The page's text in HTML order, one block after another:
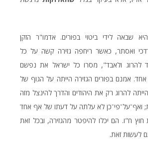
שבאה לידי ביטוי בפורים. אדמו"ר הזקן
ואסתר, כאשר ריחפה גזירה קשה על כל
להרוג ולאבד", מסרו כל ישראל את נפשם
אמנם בפורים הגזירה הייתה על הגוף של
להרוג רק את היהודים והדרך להינצל מזה
ואף־על־פי־כן לא עלתה על דעתו של אף אחד
ח"ו. הם יכלו להיפטר מהגזירה, ובכל זאת
לעשות זאת.